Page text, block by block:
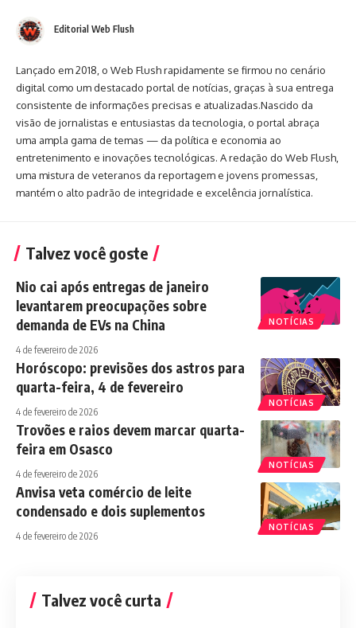
Editorial Web Flush
Lançado em 2018, o Web Flush rapidamente se firmou no cenário
digital como um destacado portal de notícias, graças à sua entrega
consistente de informações precisas e atualizadas.Nascido da
visão de jornalistas e entusiastas da tecnologia, o portal abraça
uma ampla gama de temas — da política e economia ao
entretenimento e inovações tecnológicas. A redação do Web Flush,
uma mistura de veteranos da reportagem e jovens promessas,
mantém o alto padrão de integridade e excelência jornalística.
Talvez você goste
NOTÍCIAS
Nio cai após entregas de janeiro
levantarem preocupações sobre
demanda de EVs na China
4 de fevereiro de 2026
NOTÍCIAS
Horóscopo: previsões dos astros para
quarta-feira, 4 de fevereiro
4 de fevereiro de 2026
NOTÍCIAS
Trovões e raios devem marcar quarta-
feira em Osasco
4 de fevereiro de 2026
NOTÍCIAS
Anvisa veta comércio de leite
condensado e dois suplementos
4 de fevereiro de 2026
Talvez você curta